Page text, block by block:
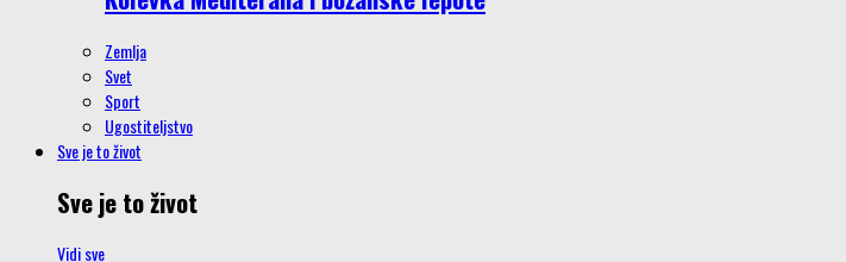
Zemlja
Svet
Sport
Ugostiteljstvo
Sve je to život
Sve je to život
Vidi sve